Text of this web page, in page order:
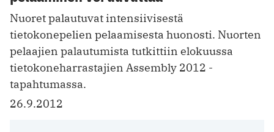
Nuoret palautuvat intensiivisestä
tietokonepelien pelaamisesta huonosti. Nuorten
pelaajien palautumista tutkittiin elokuussa
tietokoneharrastajien Assembly 2012 -
tapahtumassa.
26.9.2012